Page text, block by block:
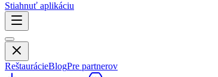
Stiahnuť aplikáciu
ReštaurácieBlogPre partnerov